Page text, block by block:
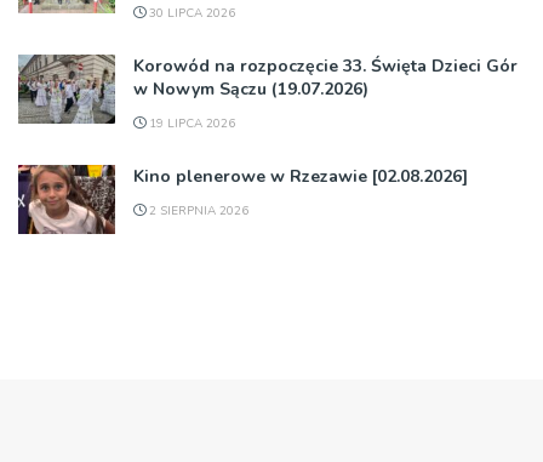
30 LIPCA 2026
Korowód na rozpoczęcie 33. Święta Dzieci Gór
w Nowym Sączu (19.07.2026)
19 LIPCA 2026
Kino plenerowe w Rzezawie [02.08.2026]
2 SIERPNIA 2026